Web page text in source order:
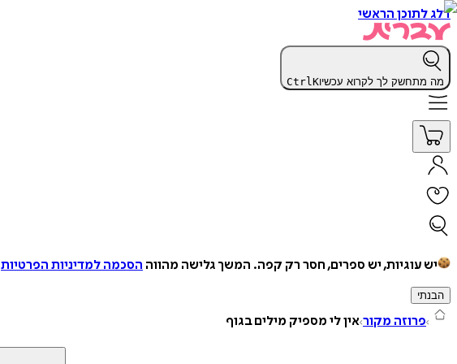
דלג לתוכן הראשי
מה מתחשק לך לקרוא עכשיו CtrlK
יש עוגיות, יש ספרים, חסר רק קפה. המשך גלישה מהווה הסכמה למדיניות הפרטיות
הבנתי
פרוזה מקור אין לי מספיק מילים בגוף